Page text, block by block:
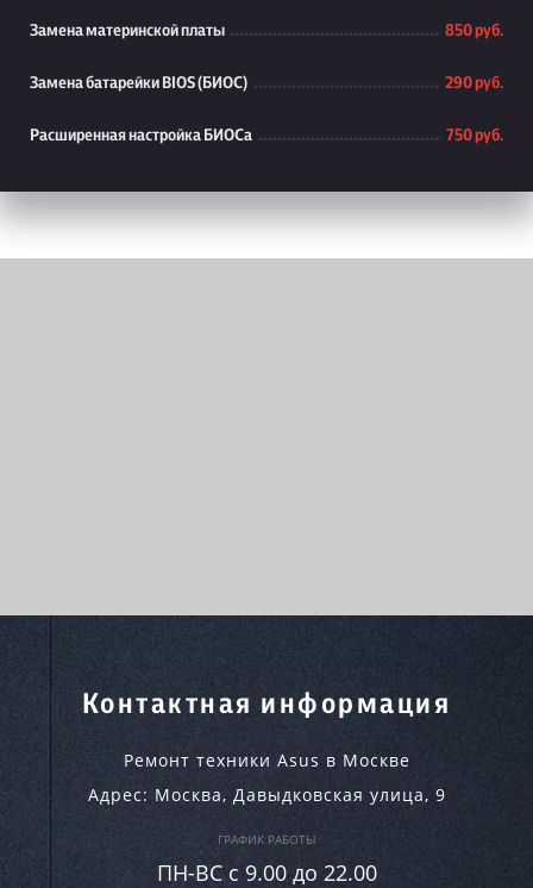
Замена материнской платы 850 руб.
Замена батарейки BIOS (БИОС) 290 руб.
Расширенная настройка БИОСа 750 руб.
Контактная информация
Ремонт техники Asus в Москве
Адрес: Москва, Давыдковская улица, 9
ГРАФИК РАБОТЫ
ПН-ВC c 9.00 до 22.00